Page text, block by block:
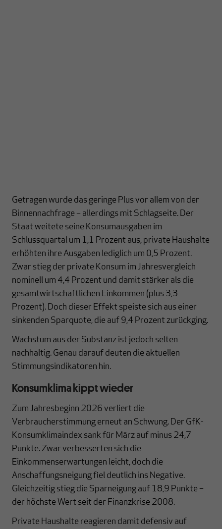
Getragen wurde das geringe Plus vor allem von der
Binnennachfrage – allerdings mit Schlagseite. Der
Staat weitete seine Konsumausgaben im
Schlussquartal um 1,1 Prozent aus, private Haushalte
erhöhten ihre Ausgaben lediglich um 0,5 Prozent.
Zwar stieg der private Konsum im Jahresvergleich
nominell um 4,4 Prozent und damit stärker als die
gesamtwirtschaftlichen Einkommen (plus 3,3
Prozent). Doch dieser Effekt speiste sich aus einer
sinkenden Sparquote, die auf 9,4 Prozent zurückging.
Wachstum aus der Substanz ist jedoch selten
nachhaltig. Genau darauf deuten die aktuellen
Stimmungsindikatoren hin.
Konsumklima kippt wieder
Zum Jahresbeginn 2026 verliert die
Verbraucherstimmung erneut an Schwung. Der GfK-
Konsumklimaindex sank für März auf minus 24,7
Punkte. Zwar verbesserten sich die
Einkommenserwartungen leicht, doch die
Anschaffungsneigung fiel deutlich ins Negative.
Gleichzeitig stieg die Sparneigung auf 18,9 Punkte –
der höchste Wert seit der Finanzkrise 2008.
Private Haushalte reagieren damit defensiv auf